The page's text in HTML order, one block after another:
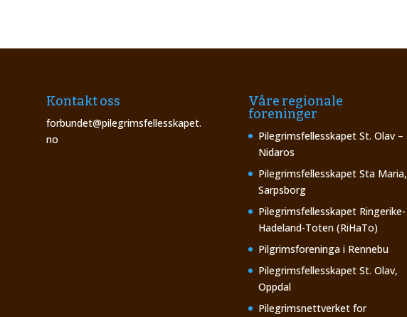
Kontakt oss
forbundet@pilegrimsfellesskapet.
no
Våre regionale
foreninger
Pilegrimsfellesskapet St. Olav –
Nidaros
Pilegrimsfellesskapet Sta Maria,
Sarpsborg
Pilegrimsfellesskapet Ringerike-
Hadeland-Toten (RiHaTo)
Pilgrimsforeninga i Rennebu
Pilegrimsfellesskapet St. Olav,
Oppdal
Pilegrimsnettverket for